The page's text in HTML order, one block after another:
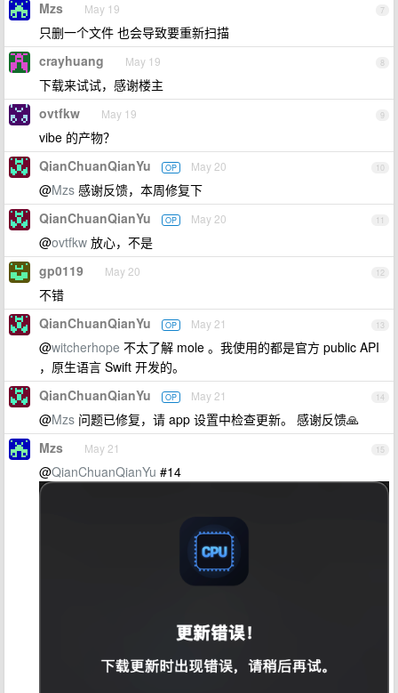
7
Mzs May 19
只删一个文件 也会导致要重新扫描
8
crayhuang May 19
下载来试试，感谢楼主
9
ovtfkw May 19
vibe 的产物？
10
QianChuanQianYu OP May 20
@Mzs 感谢反馈，本周修复下
11
QianChuanQianYu OP May 20
@ovtfkw 放心，不是
12
gp0119 May 20
不错
13
QianChuanQianYu OP May 21
@witcherhope 不太了解 mole 。我使用的都是官方 public API
，原生语言 Swift 开发的。
14
QianChuanQianYu OP May 21
@Mzs 问题已修复，请 app 设置中检查更新。 感谢反馈🙏
15
Mzs May 21
@QianChuanQianYu #14